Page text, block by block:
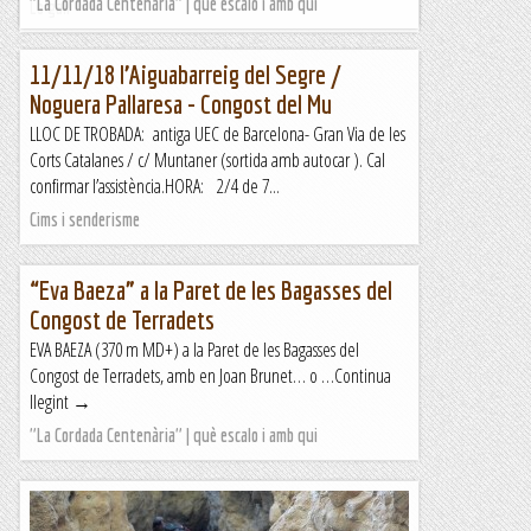
Lo gall
11/11/18 l’Aiguabarreig del Segre /
Noguera Pallaresa - Congost del Mu
LLOC DE TROBADA: antiga UEC de Barcelona- Gran Via de les
Corts Catalanes / c/ Muntaner (sortida amb autocar ). Cal
confirmar l’assistència.HORA: 2/4 de 7...
Cims i senderisme
“Eva Baeza” a la Paret de les Bagasses del
Congost de Terradets
EVA BAEZA (370 m MD+) a la Paret de les Bagasses del
Congost de Terradets, amb en Joan Brunet… o …Continua
llegint →
"La Cordada Centenària" | què escalo i amb qui